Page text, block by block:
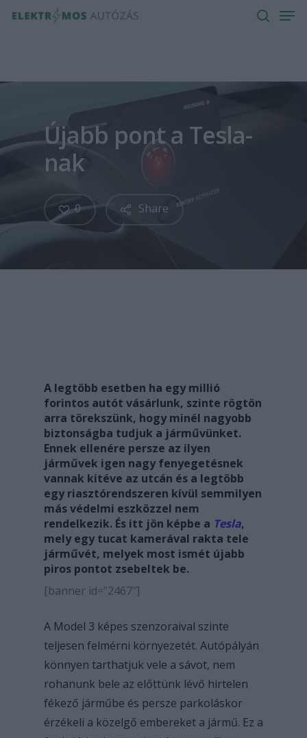
Skip
Újabb pont a Tesla-
nak
Share
0
A legtöbb esetben ha egy millió
forintos autót vásárlunk, szinte rögtön
arra törekszünk, hogy minél nagyobb
biztonságba tudjuk a járművünket.
Ennek ellenére persze az ilyen
járművek igen nagy fenyegetésnek
vannak kitéve az utcán és a legtöbb
egy riasztórendszeren kívül semmilyen
más védelmi eszközzel nem
rendelkezik. És itt jön képbe a Tesla,
mely egy tucat kamerával rakta tele
járművét, melyek most ismét újabb
piros pontot zsebeltek be.
[banner id=”2467″]
A Model 3 képes szenzoraival szinte
teljesen felmérni környezetét. Autópályán
könnyen tarthatjuk vele a sávot, nem
rohanunk bele az előttünk lévő hirtelen
fékező járműbe és persze parkoláskor
érzékeli a közelgő embereket a jármű. Ez a